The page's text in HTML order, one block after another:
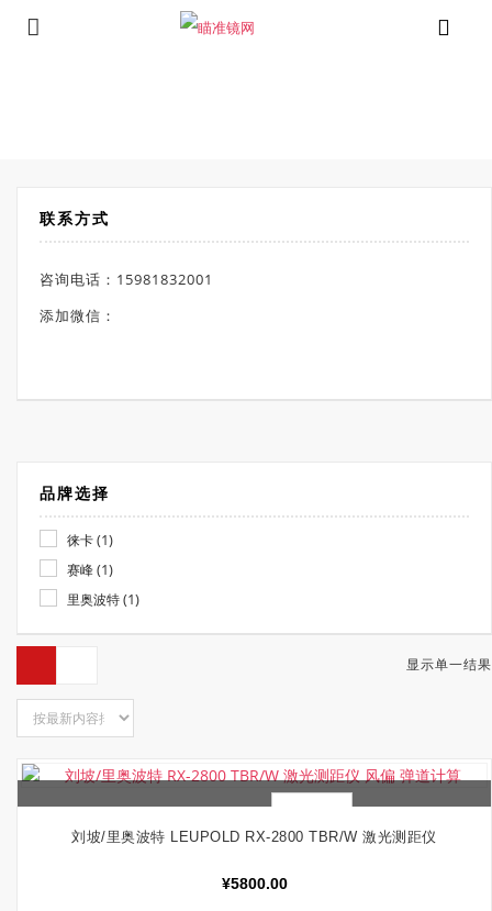
联系方式
咨询电话：15981832001
添加微信：
品牌选择
徕卡(1)
赛峰(1)
里奥波特(1)
显示单一结果
加入购物车 快速查看
刘坡/里奥波特 LEUPOLD RX-2800 TBR/W 激光测距仪
¥5800.00